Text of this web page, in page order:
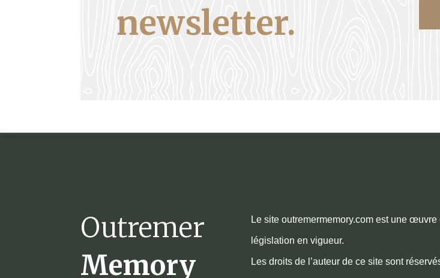
newsletter.
Outremer
Memory
Le site outremermemory.com est une œuvre
législation en vigueur.
Les droits de l’auteur de ce site sont